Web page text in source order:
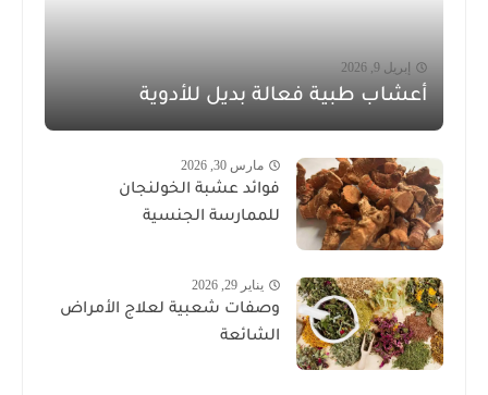
إبريل 9, 2026
أعشاب طبية فعالة بديل للأدوية
مارس 30, 2026
فوائد عشبة الخولنجان
للممارسة الجنسية
يناير 29, 2026
وصفات شعبية لعلاج الأمراض
الشائعة